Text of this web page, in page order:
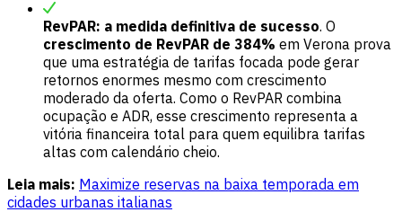
RevPAR: a medida definitiva de sucesso. O
crescimento de RevPAR de 384% em Verona prova
que uma estratégia de tarifas focada pode gerar
retornos enormes mesmo com crescimento
moderado da oferta. Como o RevPAR combina
ocupação e ADR, esse crescimento representa a
vitória financeira total para quem equilibra tarifas
altas com calendário cheio.
Leia mais: Maximize reservas na baixa temporada em
cidades urbanas italianas